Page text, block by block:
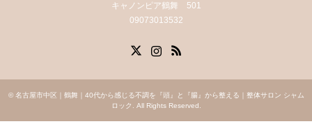
キャノンピア鶴舞 501
09073013532
© 名古屋市中区｜鶴舞｜40代から感じる不調を『頭』と『腸』から整える｜整体サロン シャム
ロック
. All Rights Reserved.